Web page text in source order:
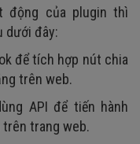
động của plugin thì
dưới đây:
để tích hợp nút chia
trên web.
API để tiến hành
trang web.